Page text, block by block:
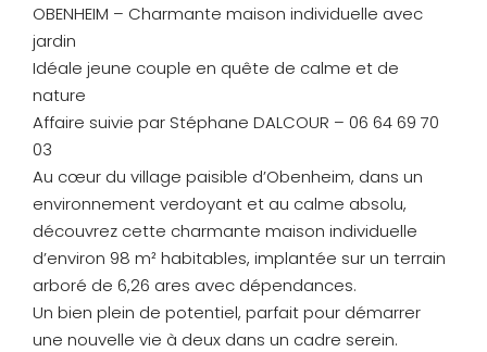
OBENHEIM – Charmante maison individuelle avec
jardin
Idéale jeune couple en quête de calme et de
nature
Affaire suivie par Stéphane DALCOUR – 06 64 69 70
03
Au cœur du village paisible d’Obenheim, dans un
environnement verdoyant et au calme absolu,
découvrez cette charmante maison individuelle
d’environ 98 m² habitables, implantée sur un terrain
arboré de 6,26 ares avec dépendances.
Un bien plein de potentiel, parfait pour démarrer
une nouvelle vie à deux dans un cadre serein.